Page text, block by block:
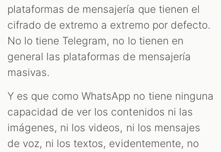
plataformas de mensajería que tienen el
cifrado de extremo a extremo por defecto.
No lo tiene Telegram, no lo tienen en
general las plataformas de mensajería
masivas.
Y es que como WhatsApp no tiene ninguna
capacidad de ver los contenidos ni las
imágenes, ni los videos, ni los mensajes
de voz, ni los textos, evidentemente, no